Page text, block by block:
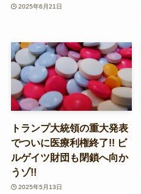
2025年6月21日
トランプ大統領の重大発表
でついに医療利権終了!! ビ
ルゲイツ財団も閉鎖へ向か
うゾ!!
2025年5月13日